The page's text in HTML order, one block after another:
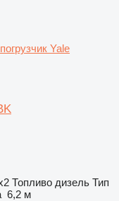
Yale
Топливо дизель Тип
6,2 м